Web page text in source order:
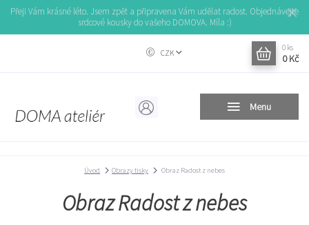
Přeji Vám krásné léto. Jsem zpět a připravena Vám udělat radost. Objednávejte
srdcové kousky do vašeho DOMOVA. Míla :)
Menu
CZK
0 ks
0 Kč
Úvod Obrazy tisky Obraz Radost z nebes
Obraz Radost z nebes